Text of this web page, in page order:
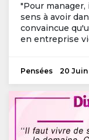
"Pour
sens à avoir
convaincue
en entreprise
Pensées 20